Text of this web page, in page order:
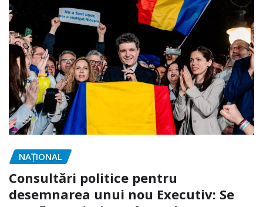
NAŢIONAL
Consultări politice pentru
desemnarea unui nou Executiv: Se